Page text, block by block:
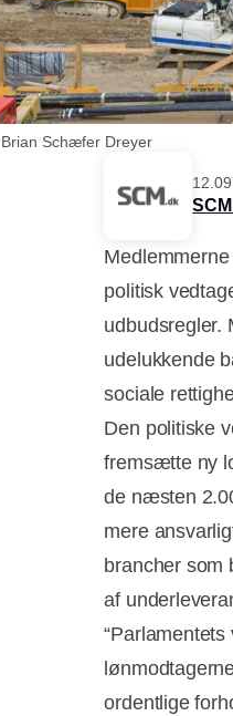
Schæfer Dreyer
politisk
udbudsregler.
udelukkende
sociale
Den politiske
fremsætte ny
de næsten
mere
brancher som
af
ordentlige